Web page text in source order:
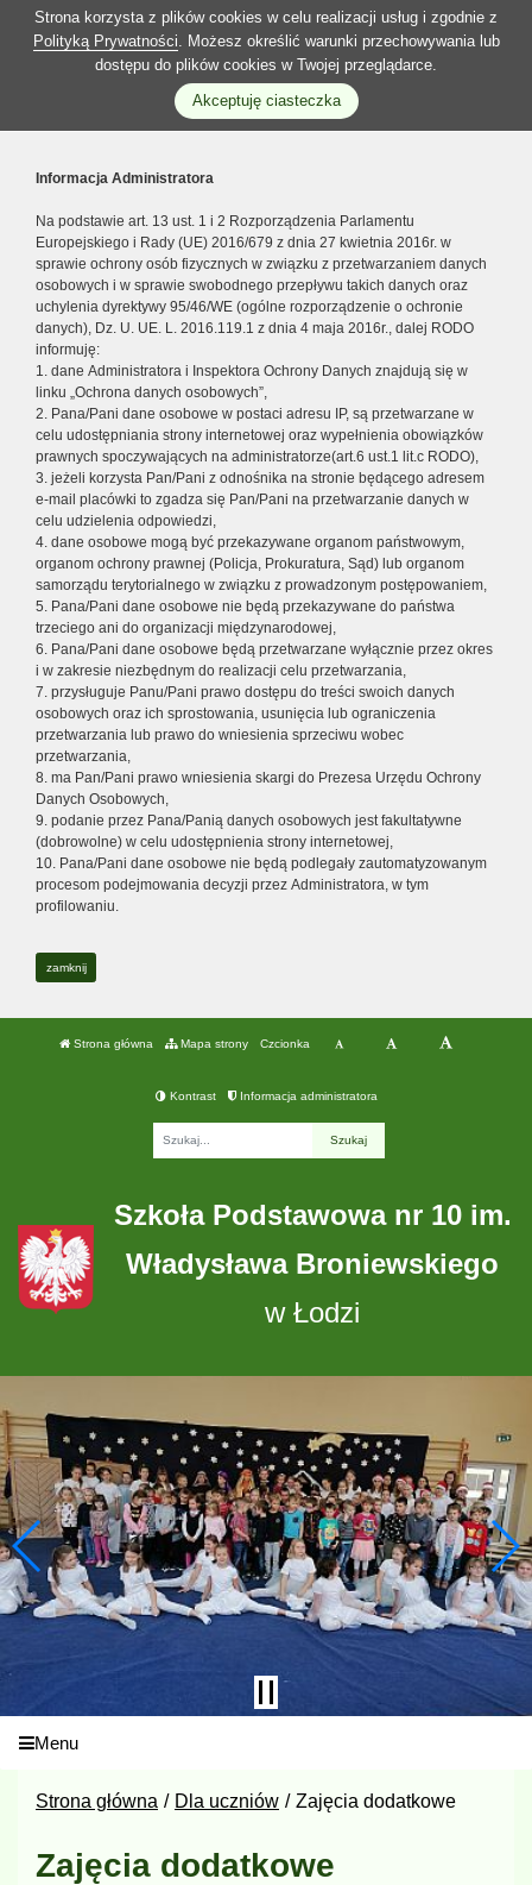
Strona korzysta z plików cookies w celu realizacji usług i zgodnie z
Polityką Prywatności. Możesz określić warunki przechowywania lub
dostępu do plików cookies w Twojej przeglądarce.
Akceptuję ciasteczka
Informacja Administratora
Na podstawie art. 13 ust. 1 i 2 Rozporządzenia Parlamentu
Europejskiego i Rady (UE) 2016/679 z dnia 27 kwietnia 2016r. w
sprawie ochrony osób fizycznych w związku z przetwarzaniem danych
osobowych i w sprawie swobodnego przepływu takich danych oraz
uchylenia dyrektywy 95/46/WE (ogólne rozporządzenie o ochronie
danych), Dz. U. UE. L. 2016.119.1 z dnia 4 maja 2016r., dalej RODO
informuję:
1. dane Administratora i Inspektora Ochrony Danych znajdują się w
linku „Ochrona danych osobowych”,
2. Pana/Pani dane osobowe w postaci adresu IP, są przetwarzane w
celu udostępniania strony internetowej oraz wypełnienia obowiązków
prawnych spoczywających na administratorze(art.6 ust.1 lit.c RODO),
3. jeżeli korzysta Pan/Pani z odnośnika na stronie będącego adresem
e-mail placówki to zgadza się Pan/Pani na przetwarzanie danych w
celu udzielenia odpowiedzi,
4. dane osobowe mogą być przekazywane organom państwowym,
organom ochrony prawnej (Policja, Prokuratura, Sąd) lub organom
samorządu terytorialnego w związku z prowadzonym postępowaniem,
5. Pana/Pani dane osobowe nie będą przekazywane do państwa
trzeciego ani do organizacji międzynarodowej,
6. Pana/Pani dane osobowe będą przetwarzane wyłącznie przez okres
i w zakresie niezbędnym do realizacji celu przetwarzania,
7. przysługuje Panu/Pani prawo dostępu do treści swoich danych
osobowych oraz ich sprostowania, usunięcia lub ograniczenia
przetwarzania lub prawo do wniesienia sprzeciwu wobec
przetwarzania,
8. ma Pan/Pani prawo wniesienia skargi do Prezesa Urzędu Ochrony
Danych Osobowych,
9. podanie przez Pana/Panią danych osobowych jest fakultatywne
(dobrowolne) w celu udostępnienia strony internetowej,
10. Pana/Pani dane osobowe nie będą podlegały zautomatyzowanym
procesom podejmowania decyzji przez Administratora, w tym
profilowaniu.
zamknij
Strona główna Mapa strony Czcionka
Kontrast Informacja administratora
Szkoła Podstawowa nr 10 im.
Władysława Broniewskiego
w Łodzi
Menu
Strona główna Dla uczniów Zajęcia dodatkowe
Zajęcia dodatkowe